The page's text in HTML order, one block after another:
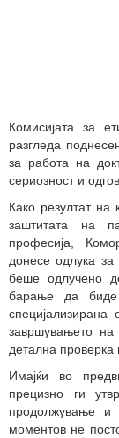
Комисијата за
разгледа
за работа на
сериозност и
Како резултат на
заштитата на
професија,
донесе одлука
беше одлучено
барање да
завршувањето
детална проверка
Имајќи во
прецизно ги
продолжување
моментов не